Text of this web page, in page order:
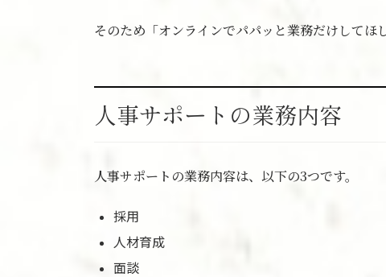
そのため「オンラインでパパッと業務だけしてほ
人事サポートの業務内容
人事サポートの業務内容は、以下の3つです。
採用
人材育成
面談